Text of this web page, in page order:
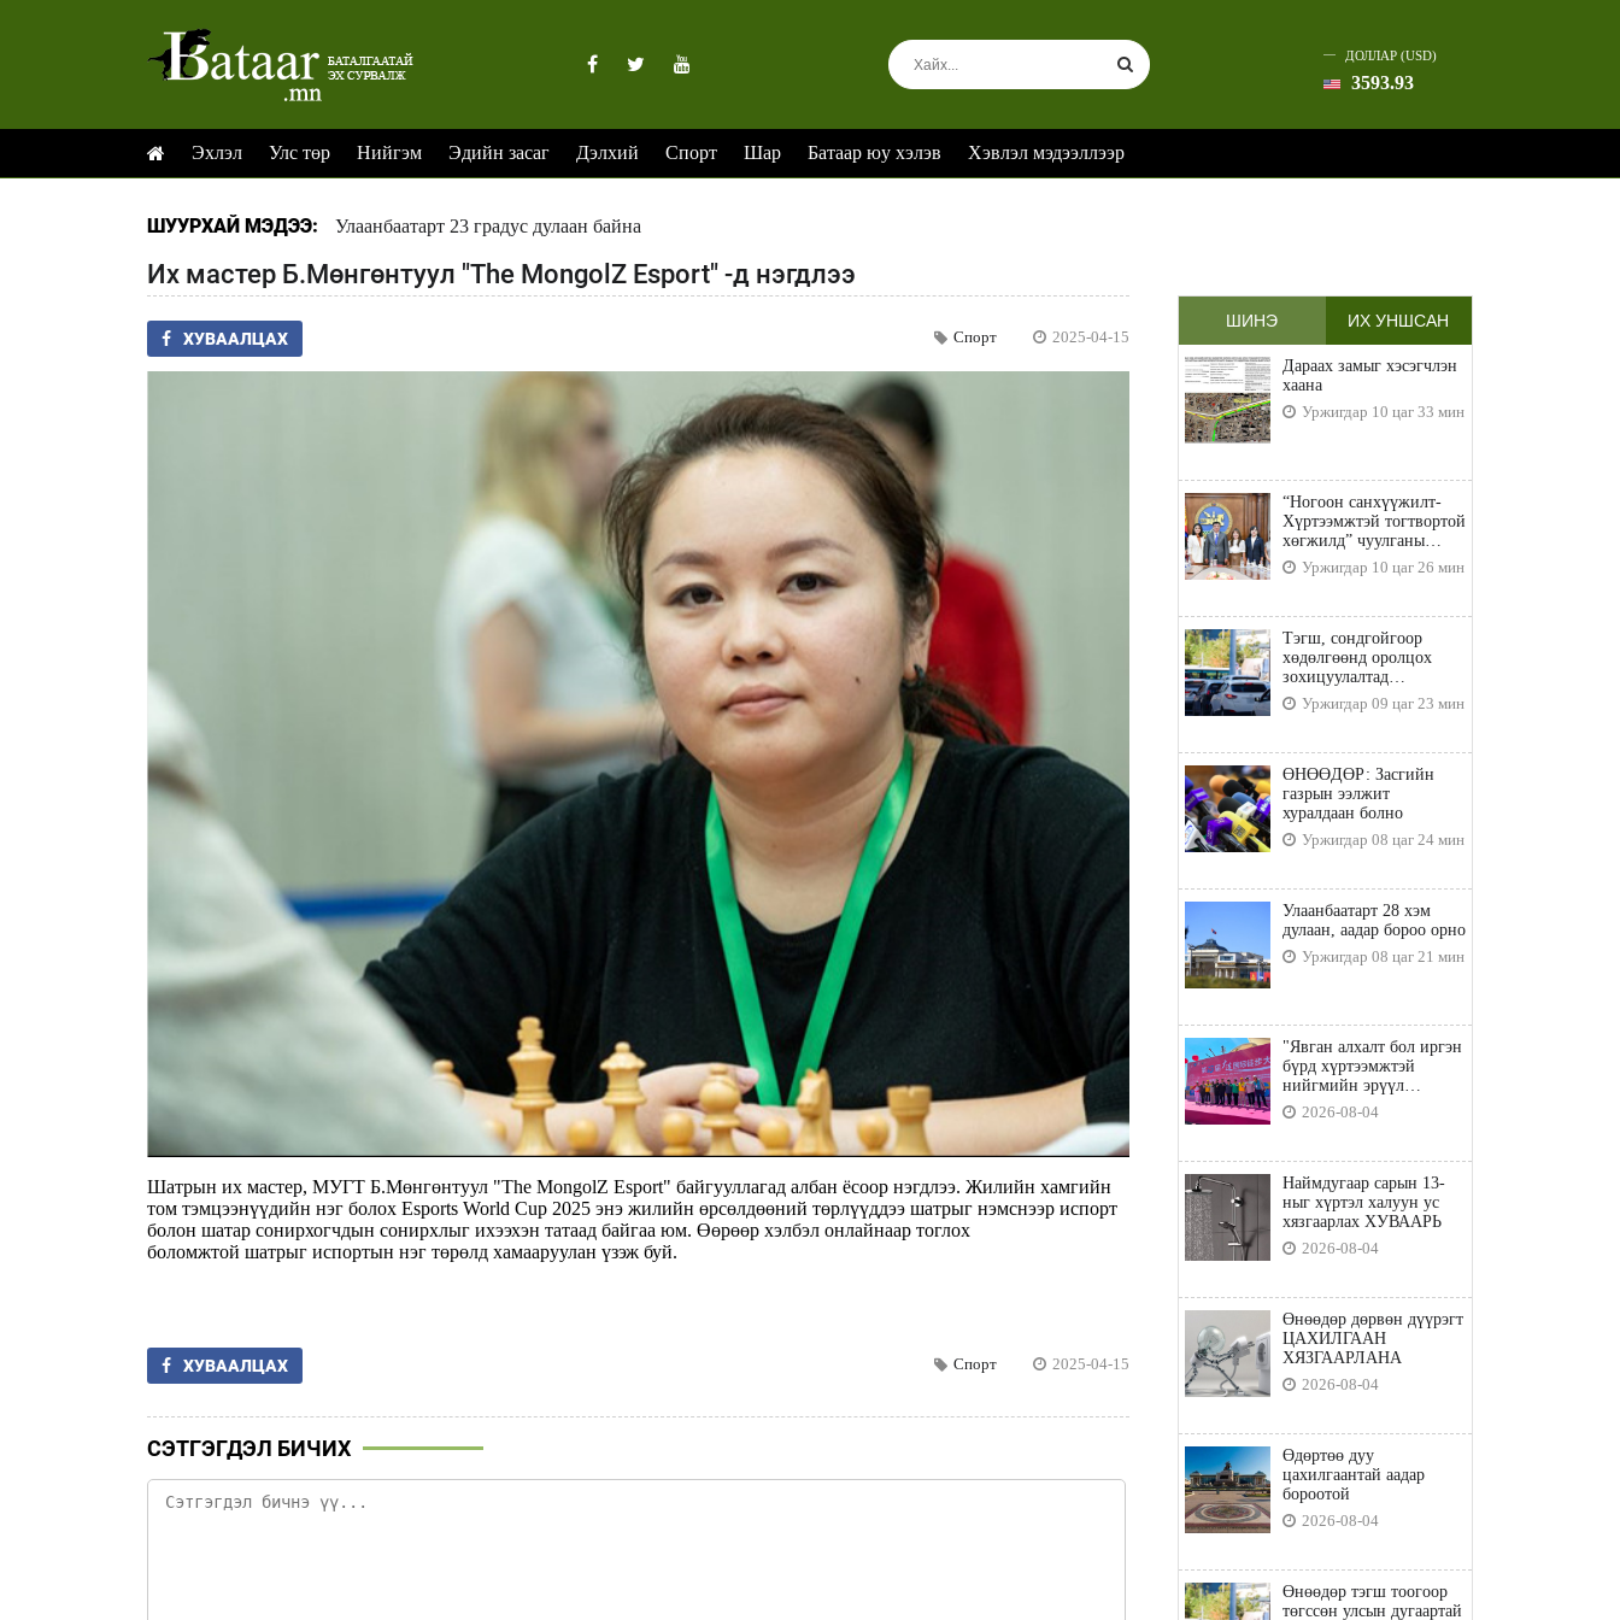
ДОЛЛАР (USD)
3593.93
Эхлэл Улс төр Нийгэм Эдийн засаг Дэлхий Спорт Шар Батаар юу хэлэв Хэвлэл мэдээллээр
ШУУРХАЙ МЭДЭЭ: Улаанбаатарт 23 градус дулаан байна
Их мастер Б.Мөнгөнтуул "The MongolZ Esport" -д нэгдлээ
ХУВААЛЦАХ Спорт 2025-04-15
Шатрын их мастер, МУГТ Б.Мөнгөнтуул "The MongolZ Esport" байгууллагад албан ёсоор нэгдлээ. Жилийн хамгийн
том тэмцээнүүдийн нэг болох Esports World Cup 2025 энэ жилийн өрсөлдөөний төрлүүддээ шатрыг нэмснээр испорт
болон шатар сонирхогчдын сонирхлыг ихээхэн татаад байгаа юм. Өөрөөр хэлбэл онлайнаар тоглох
боломжтой шатрыг испортын нэг төрөлд хамааруулан үзэж буй.
ХУВААЛЦАХ Спорт 2025-04-15
СЭТГЭГДЭЛ БИЧИХ
ШИНЭ ИХ УНШСАН
Дараах замыг хэсэгчлэн
хаана
Уржигдар 10 цаг 33 мин
“Ногоон санхүүжилт-
Хүртээмжтэй тогтвортой
хөгжилд” чуулганы
бэлтгэл ажил, зорилго,
хүрэх үр дүнгийн талаар
Уржигдар 10 цаг 26 мин
Тэгш, сондгойгоор
хөдөлгөөнд оролцох
зохицуулалтад
хамаарахгүй тээврийн
хэрэгслүүд
Уржигдар 09 цаг 23 мин
ӨНӨӨДӨР: Засгийн
газрын ээлжит
хуралдаан болно
Уржигдар 08 цаг 24 мин
Улаанбаатарт 28 хэм
дулаан, аадар бороо орно
Уржигдар 08 цаг 21 мин
"Явган алхалт бол иргэн
бүрд хүртээмжтэй
нийгмийн эрүүл
мэндийн бодлого"
2026-08-04
Наймдугаар сарын 13-
ныг хүртэл халуун ус
хязгаарлах ХУВААРЬ
2026-08-04
Өнөөдөр дөрвөн дүүрэгт
ЦАХИЛГААН
ХЯЗГААРЛАНА
2026-08-04
Өдөртөө дуу
цахилгаантай аадар
бороотой
2026-08-04
Өнөөдөр тэгш тоогоор
төгссөн улсын дугаартай